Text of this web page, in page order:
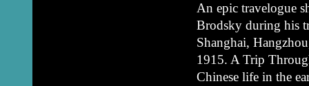
An epic travelogue
Brodsky during his
Shanghai,
1915. A Trip
Chinese life in the